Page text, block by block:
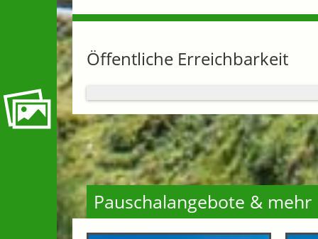
Öffentliche Erreichbarkeit
Pauschalangebote & mehr